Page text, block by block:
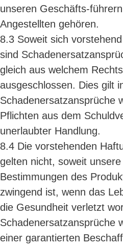
unseren Geschäfts-
Angestellten gehören.
8.3 Soweit sich
sind
gleich aus welchem
ausgeschlossen. Dies gilt
Schadenersatzansprüche
Pflichten aus dem
unerlaubter Handlung.
8.4 Die vorstehenden
gelten nicht, soweit
Bestimmungen des
zwingend ist, wenn das
die Gesundheit verletzt
Schadenersatzansprüche
einer garantierten